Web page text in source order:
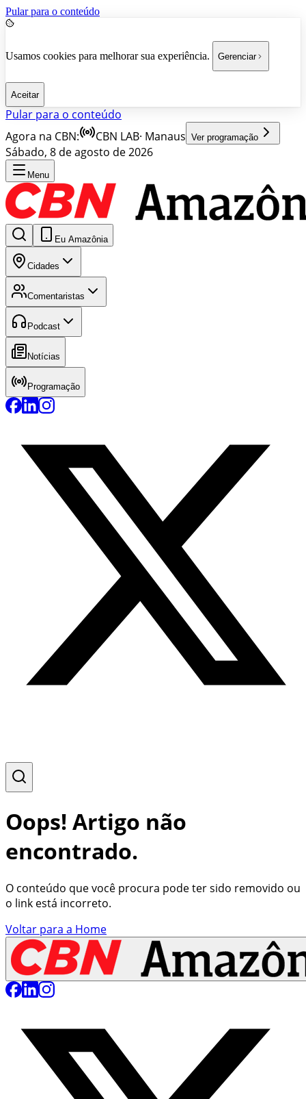
Pular para o conteúdo
Usamos cookies para melhorar sua experiência. Gerenciar
Aceitar
Pular para o conteúdo
Agora na CBN:
CBN LAB· Manaus Ver programação
Sábado, 8 de agosto de 2026
Menu
Eu Amazônia
Cidades
Comentaristas
Podcast
Notícias
Programação
Oops! Artigo não
encontrado.
O conteúdo que você procura pode ter sido removido ou
o link está incorreto.
Voltar para a Home